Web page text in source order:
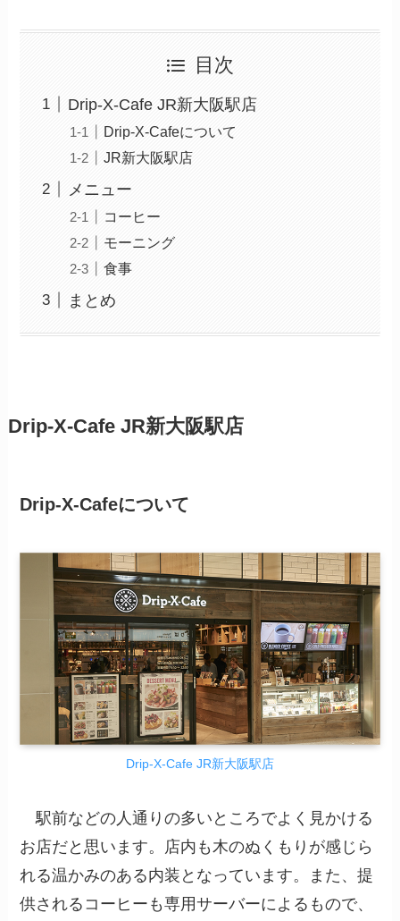
目次
Drip-X-Cafe JR新大阪駅店
Drip-X-Cafeについて
JR新大阪駅店
メニュー
コーヒー
モーニング
食事
まとめ
Drip-X-Cafe JR新大阪駅店
Drip-X-Cafeについて
Drip-X-Cafe JR新大阪駅店
駅前などの人通りの多いところでよく見かける
お店だと思います。店内も木のぬくもりが感じら
れる温かみのある内装となっています。また、提
供されるコーヒーも専用サーバーによるもので、